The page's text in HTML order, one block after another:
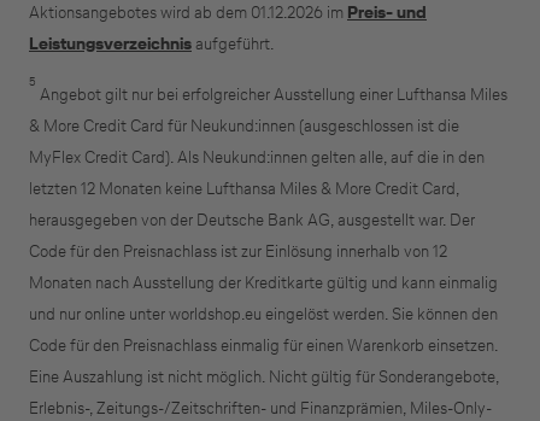
Aktionsangebotes wird ab dem 01.12.2026 im Preis- und
Leistungsverzeichnis aufgeführt.
5
Angebot gilt nur bei erfolgreicher Ausstellung einer Lufthansa Miles
& More Credit Card für Neukund:innen (ausgeschlossen ist die
MyFlex Credit Card). Als Neukund:innen gelten alle, auf die in den
letzten 12 Monaten keine Lufthansa Miles & More Credit Card,
herausgegeben von der Deutsche Bank AG, ausgestellt war. Der
Code für den Preisnachlass ist zur Einlösung innerhalb von 12
Monaten nach Ausstellung der Kreditkarte gültig und kann einmalig
und nur online unter worldshop.eu eingelöst werden. Sie können den
Code für den Preisnachlass einmalig für einen Warenkorb einsetzen.
Eine Auszahlung ist nicht möglich. Nicht gültig für Sonderangebote,
Erlebnis-, Zeitungs-/Zeitschriften- und Finanzprämien, Miles-Only-